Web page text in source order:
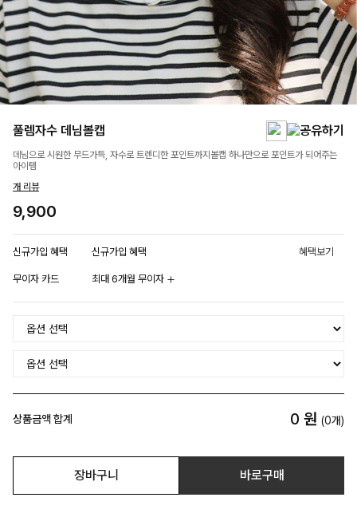
풀렘자수 데님볼캡
데님으로 시원한 무드가득, 자수로 트렌디한 포인트까지볼캡 하나만으로 포인트가 되어주는
아이템
개 리뷰
9,900
신규가입 혜택 신규가입 혜택 혜택보기
무이자 카드 최대 6개월 무이자
상품금액 합계 0 원 (0개)
장바구니 바로구매